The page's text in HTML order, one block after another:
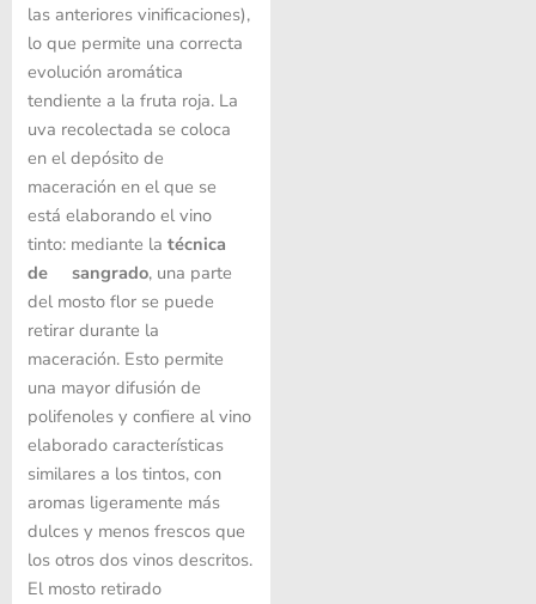
las anteriores vinificaciones),
lo que permite una correcta
evolución aromática
tendiente a la fruta roja. La
uva recolectada se coloca
en el depósito de
maceración en el que se
está elaborando el vino
tinto: mediante la técnica
de sangrado, una parte
del mosto flor se puede
retirar durante la
maceración. Esto permite
una mayor difusión de
polifenoles y confiere al vino
elaborado características
similares a los tintos, con
aromas ligeramente más
dulces y menos frescos que
los otros dos vinos descritos.
El mosto retirado